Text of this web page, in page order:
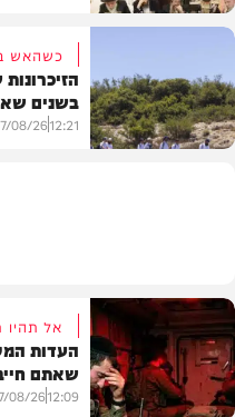
חרדים
כשהאש
בשנים
12:21
08/26
אל תהיו
העדות
שאתם
12:09
08/26